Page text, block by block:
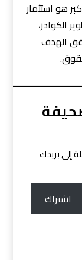
هو استثمار
الكوادر،
الهدف
إلى بريدك
اشتراك